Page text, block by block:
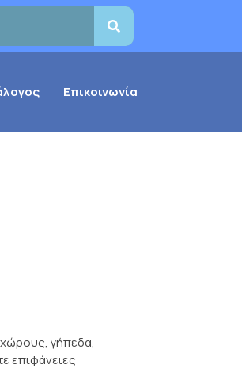
Επικοινωνία
χώρους, γήπεδα,
επιφάνειες